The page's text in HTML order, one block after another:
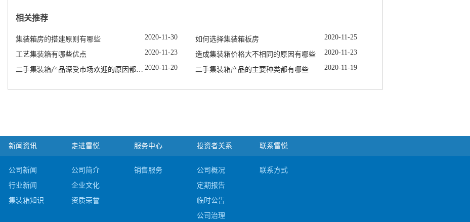
相关推荐
集装箱房的搭建原则有哪些 2020-11-30 如何选择集装箱板房 2020-11-25
工艺集装箱有哪些优点 2020-11-23 造成集装箱价格大不相同的原因有哪些 2020-11-23
二手集装箱产品深受市场欢迎的原因都有哪些 2020-11-20 二手集装箱产品的主要种类都有哪些 2020-11-19
新闻资讯
公司新闻
行业新闻
集装箱知识
走进雷悦
公司简介
企业文化
资质荣誉
服务中心
销售服务
投资者关系
公司概况
定期报告
临时公告
公司治理
联系雷悦
联系方式